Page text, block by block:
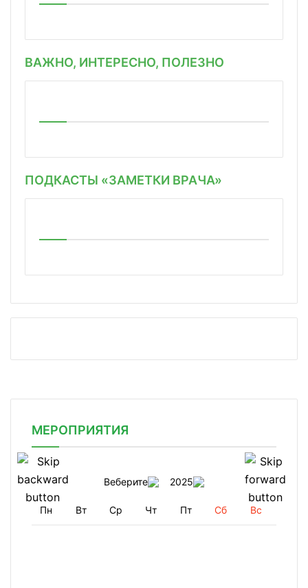
ВАЖНО, ИНТЕРЕСНО, ПОЛЕЗНО
ПОДКАСТЫ «ЗАМЕТКИ ВРАЧА»
МЕРОПРИЯТИЯ
Веберите 2025
Пн Вт Ср Чт Пт Сб Вс